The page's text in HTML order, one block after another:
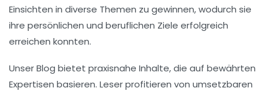
Einsichten in diverse Themen zu gewinnen, wodurch sie
ihre persönlichen und beruflichen Ziele erfolgreich
erreichen konnten.
Unser Blog bietet praxisnahe Inhalte, die auf bewährten
Expertisen basieren. Leser profitieren von umsetzbaren